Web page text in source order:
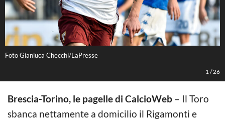
Foto Gianluca Checchi/LaPresse
1 /26
Brescia-Torino, le pagelle di CalcioWeb – Il Toro
sbanca nettamente a domicilio il Rigamonti e